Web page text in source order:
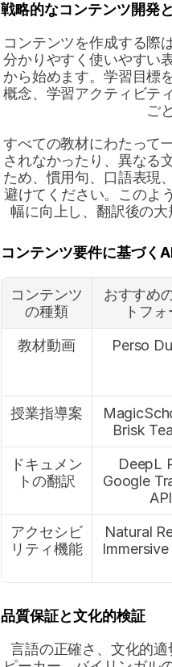
戦略的なコンテンツ開発
コンテンツを作成する際
分かりやすく使いやすい
から始めます。学習目標
概念、学習アクティビテ
ご
すべての教材にわたって
されなかったり、異なる
ため、慣用句、口語表現
避けてください。このよ
幅に向上し、翻訳後の大
コンテンツ要件に基づく
コンテンツ
の種類
おすすめ
トフ
教材動画
Perso
授業指導案
Brisk
ドキュメン
トの翻訳
DeepL
Google
API
アクセシビ
リティ機能
Natural
品質保証と文化的検証
言語の正確さ、文化的